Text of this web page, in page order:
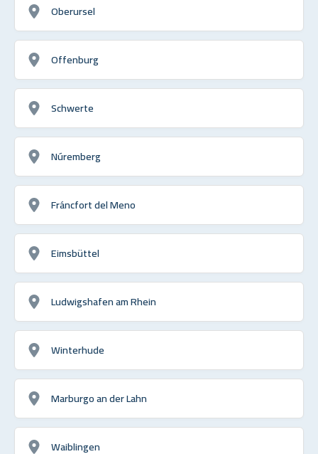
Oberursel
Offenburg
Schwerte
Núremberg
Fráncfort del Meno
Eimsbüttel
Ludwigshafen am Rhein
Winterhude
Marburgo an der Lahn
Waiblingen